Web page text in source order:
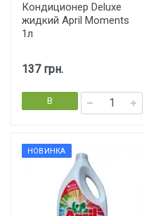
Кондиционер Deluxe
жидкий April Moments
1л
137 грн.
В
корзину
НОВИНКА